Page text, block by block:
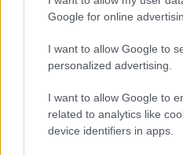
Google for online
I want to allow Google to
personalized advertising.
I want to allow Google to
related to analytics like
device identifiers in apps.
dollárt a pénzügyi